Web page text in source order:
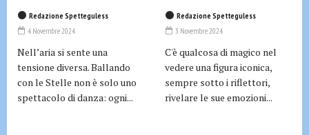
Redazione Spetteguless
4 Novembre 2024
Nell’aria si sente una
tensione diversa. Ballando
con le Stelle non è solo uno
spettacolo di danza: ogni...
Redazione Spetteguless
3 Novembre 2024
C'è qualcosa di magico nel
vedere una figura iconica,
sempre sotto i riflettori,
rivelare le sue emozioni...